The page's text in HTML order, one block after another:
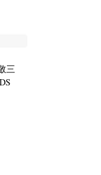
三